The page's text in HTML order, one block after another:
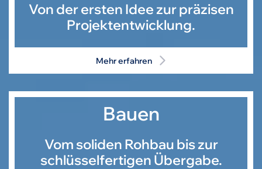
Von der ersten Idee zur präzisen
Projektentwicklung.
Mehr erfahren
Bauen
Vom soliden Rohbau bis zur
schlüsselfertigen Übergabe.